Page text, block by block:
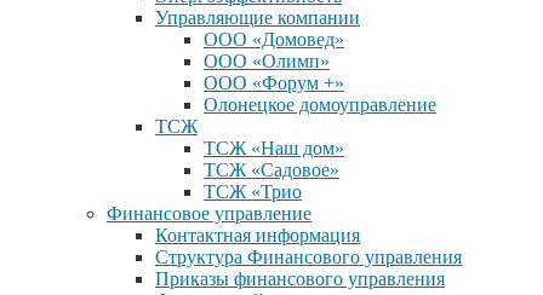
Управляющие компании
ООО «Домовед»
ООО «Олимп»
ООО «Форум +»
Олонецкое домоуправление
ТСЖ
ТСЖ «Наш дом»
ТСЖ «Садовое»
ТСЖ «Трио
Финансовое управление
Контактная информация
Структура Финансового управления
Приказы финансового управления